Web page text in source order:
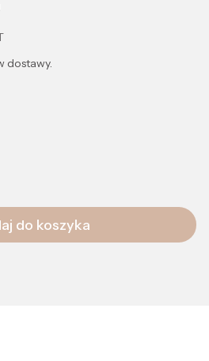
dostawy.
do koszyka